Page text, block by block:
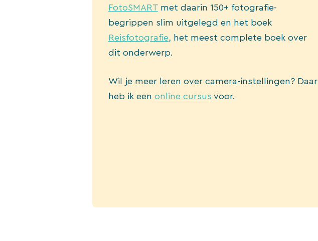
FotoSMART met daarin 150+ fotografie-
begrippen slim uitgelegd en het boek
Reisfotografie, het meest complete boek over
dit onderwerp.
Wil je meer leren over camera-instellingen? Daar
heb ik een online cursus voor.